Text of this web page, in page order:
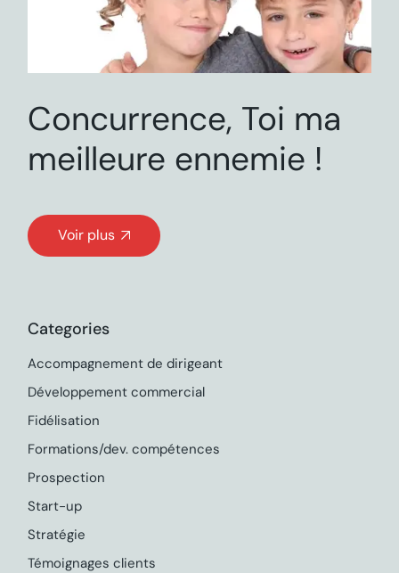
Concurrence, Toi ma
meilleure ennemie !
Voir plus
Categories
Accompagnement de dirigeant
Développement commercial
Fidélisation
Formations/dev. compétences
Prospection
Start-up
Stratégie
Témoignages clients